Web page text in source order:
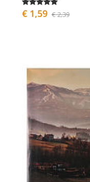
€ 1,59 € 2,39